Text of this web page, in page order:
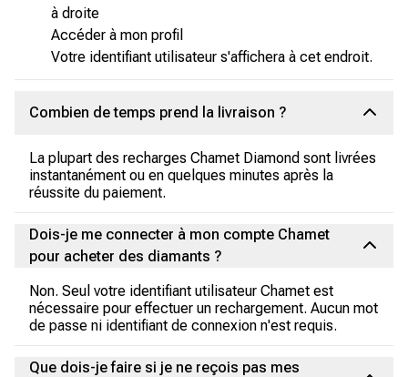
à droite
Accéder à mon profil
Votre identifiant utilisateur s'affichera à cet endroit.
Combien de temps prend la livraison ?
La plupart des recharges Chamet Diamond sont livrées
instantanément ou en quelques minutes après la
réussite du paiement.
Dois-je me connecter à mon compte Chamet
pour acheter des diamants ?
Non. Seul votre identifiant utilisateur Chamet est
nécessaire pour effectuer un rechargement. Aucun mot
de passe ni identifiant de connexion n'est requis.
Que dois-je faire si je ne reçois pas mes